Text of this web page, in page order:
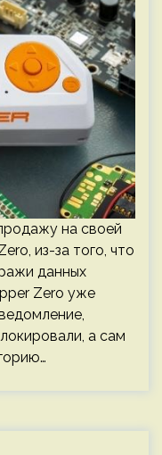
на своей
из-за того, что
данных
Zero уже
а сам